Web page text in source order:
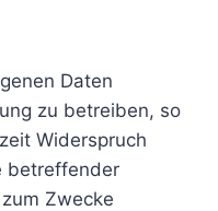
Daten
zu betreiben, so
Widerspruch
betreffender
Zwecke